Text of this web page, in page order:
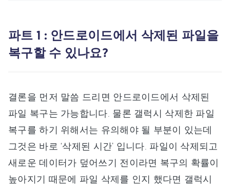
파트 1 : 안드로이드에서 삭제된 파일을
복구할 수 있나요?
결론을 먼저 말씀 드리면 안드로이드에서 삭제된
파일 복구는 가능합니다. 물론 갤럭시 삭제한 파일
복구를 하기 위해서는 유의해야 될 부분이 있는데
그것은 바로 ‘삭제된 시간’ 입니다. 파일이 삭제되고
새로운 데이터가 덮어쓰기 전이라면 복구의 확률이
높아지기 때문에 파일 삭제를 인지 했다면 갤럭시